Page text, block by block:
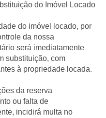
do Imóvel Locado
do imóvel locado, por
da nossa
será imediatamente
substituição, com
à propriedade locada.
da reserva
ou falta de
incidirá multa no